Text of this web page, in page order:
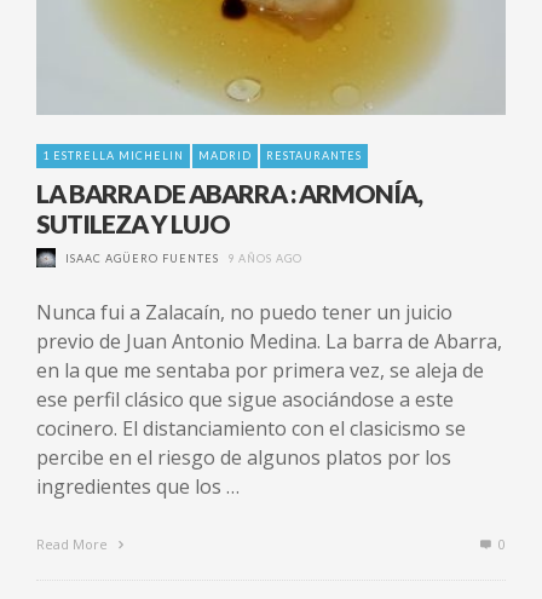
1 ESTRELLA MICHELIN MADRID RESTAURANTES
LA BARRA DE ABARRA : ARMONÍA,
SUTILEZA Y LUJO
ISAAC AGÜERO FUENTES 9 AÑOS AGO
Nunca fui a Zalacaín, no puedo tener un juicio
previo de Juan Antonio Medina. La barra de Abarra,
en la que me sentaba por primera vez, se aleja de
ese perfil clásico que sigue asociándose a este
cocinero. El distanciamiento con el clasicismo se
percibe en el riesgo de algunos platos por los
ingredientes que los …
Read More 0